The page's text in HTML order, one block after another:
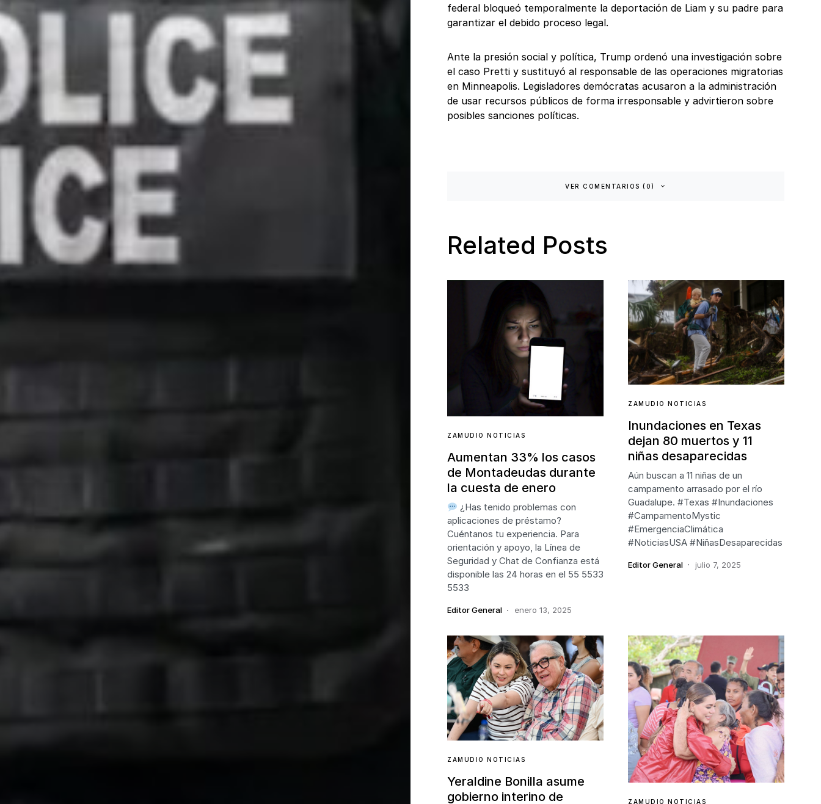
federal bloqueó temporalmente la deportación de Liam y su padre para
garantizar el debido proceso legal.
Ante la presión social y política, Trump ordenó una investigación sobre
el caso Pretti y sustituyó al responsable de las operaciones migratorias
en Minneapolis. Legisladores demócratas acusaron a la administración
de usar recursos públicos de forma irresponsable y advirtieron sobre
posibles sanciones políticas.
VER COMENTARIOS (0)
Related Posts
ZAMUDIO NOTICIAS
Aumentan 33% los casos
de Montadeudas durante
la cuesta de enero
¿Has tenido problemas con
aplicaciones de préstamo?
Cuéntanos tu experiencia. Para
orientación y apoyo, la Línea de
Seguridad y Chat de Confianza está
disponible las 24 horas en el 55 5533
5533
Editor General enero 13, 2025
ZAMUDIO NOTICIAS
Inundaciones en Texas
dejan 80 muertos y 11
niñas desaparecidas
Aún buscan a 11 niñas de un
campamento arrasado por el río
Guadalupe. #Texas #Inundaciones
#CampamentoMystic
#EmergenciaClimática
#NoticiasUSA #NiñasDesaparecidas
Editor General julio 7, 2025
ZAMUDIO NOTICIAS
Yeraldine Bonilla asume
gobierno interino de
ZAMUDIO NOTICIAS